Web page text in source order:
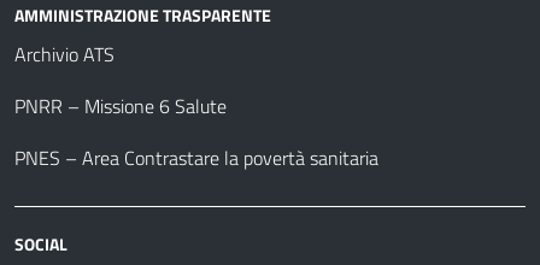
AMMINISTRAZIONE TRASPARENTE
Archivio ATS
PNRR – Missione 6 Salute
PNES – Area Contrastare la povertà sanitaria
SOCIAL